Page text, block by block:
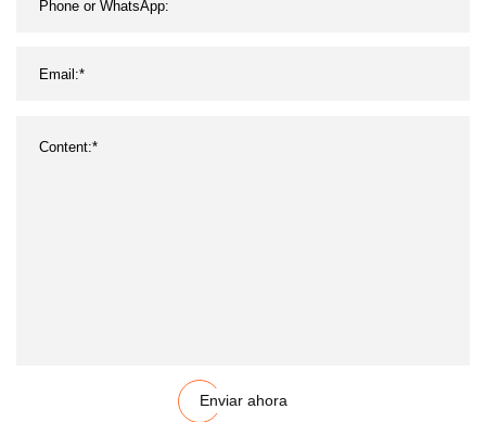
Enviar ahora